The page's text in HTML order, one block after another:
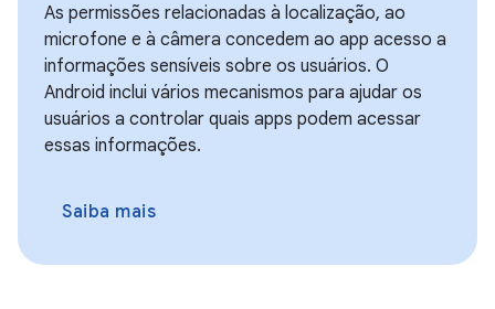
As permissões relacionadas à localização, ao
microfone e à câmera concedem ao app acesso a
informações sensíveis sobre os usuários. O
Android inclui vários mecanismos para ajudar os
usuários a controlar quais apps podem acessar
essas informações.
Saiba mais